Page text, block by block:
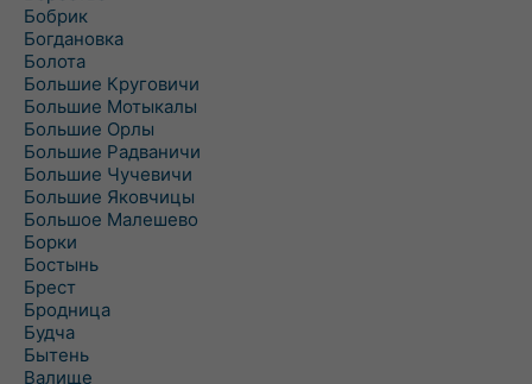
Бобрик
Богдановка
Болота
Большие Круговичи
Большие Мотыкалы
Большие Орлы
Большие Радваничи
Большие Чучевичи
Большие Яковчицы
Большое Малешево
Борки
Бостынь
Брест
Бродница
Будча
Бытень
Валище